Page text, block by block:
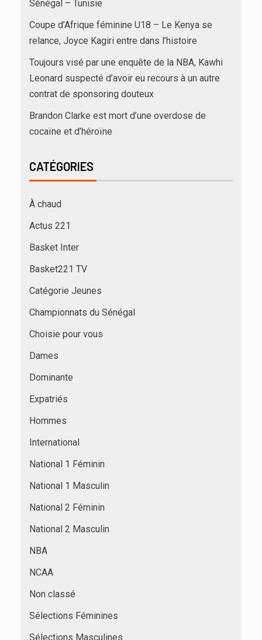
Sénégal – Tunisie
Coupe d’Afrique féminine U18 – Le Kenya se
relance, Joyce Kagiri entre dans l’histoire
Toujours visé par une enquête de la NBA, Kawhi
Leonard suspecté d’avoir eu recours à un autre
contrat de sponsoring douteux
Brandon Clarke est mort d’une overdose de
cocaïne et d’héroïne
CATÉGORIES
À chaud
Actus 221
Basket Inter
Basket221 TV
Catégorie Jeunes
Championnats du Sénégal
Choisie pour vous
Dames
Dominante
Expatriés
Hommes
International
National 1 Féminin
National 1 Masculin
National 2 Féminin
National 2 Masculin
NBA
NCAA
Non classé
Sélections Féminines
Sélections Masculines